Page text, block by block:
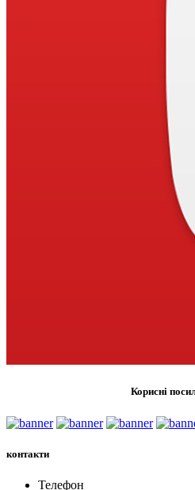
Корисні
контакти
Телефон